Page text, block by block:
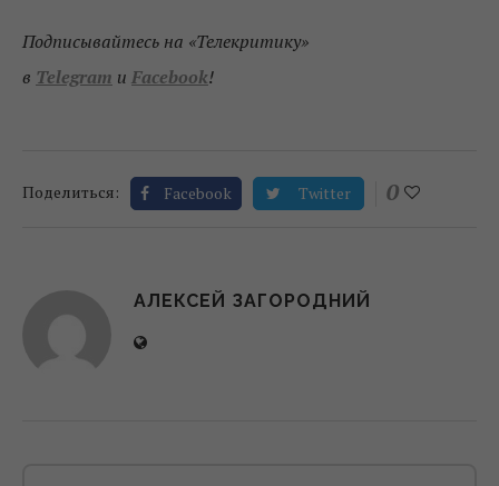
Подписывайтесь на «Телекритику»
в Telegram и Facebook!
Поделиться: Facebook Twitter 0
АЛЕКСЕЙ ЗАГОРОДНИЙ